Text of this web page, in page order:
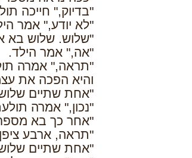
"בדיוק," חייכה
"לא יודע," אמר
"שלוש. שלוש בא
"אה," אמר הילד.
"תראה," אמרה
והיא הפכה את
"אחת שתיים
"נכון," אמרה
"אחר כך בא
"תראה, ארבע
"אחת שתיים